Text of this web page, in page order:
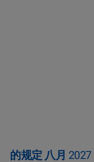
的规定 八月 2027